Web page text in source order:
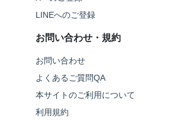
LINEへのご登録
お問い合わせ・規約
お問い合わせ
よくあるご質問QA
本サイトのご利用について
利用規約